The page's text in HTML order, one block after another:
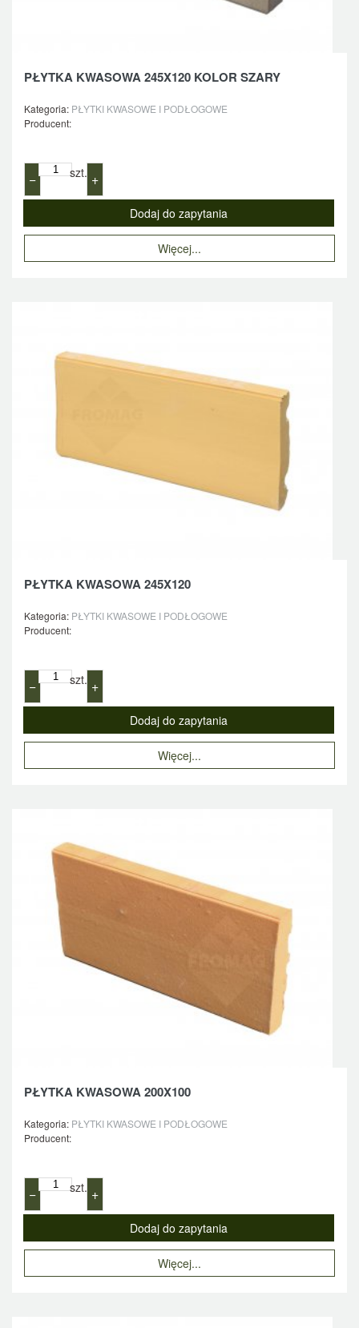
PŁYTKA KWASOWA 245X120 KOLOR SZARY
Kategoria: PŁYTKI KWASOWE I PODŁOGOWE
Producent:
− szt. +
Więcej...
PŁYTKA KWASOWA 245X120
Kategoria: PŁYTKI KWASOWE I PODŁOGOWE
Producent:
− szt. +
Więcej...
PŁYTKA KWASOWA 200X100
Kategoria: PŁYTKI KWASOWE I PODŁOGOWE
Producent:
− szt. +
Więcej...